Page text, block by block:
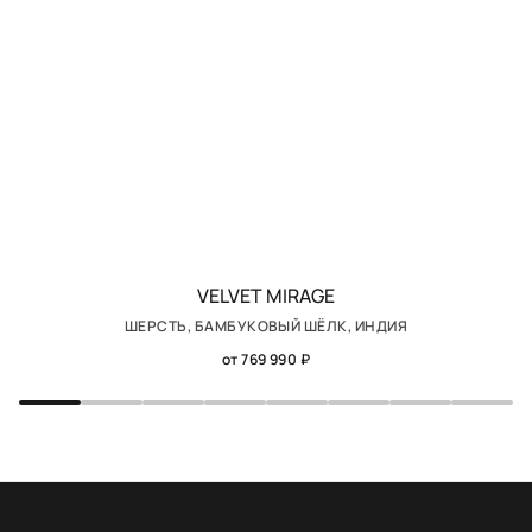
VELVET MIRAGE
ШЕРСТЬ, БАМБУКОВЫЙ ШЁЛК, ИНДИЯ
от 769 990 ₽